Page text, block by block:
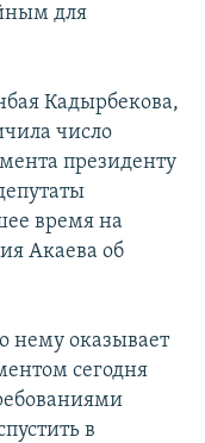
для
Кадырбекова,
число
президенту
время на
Акаева об
нему оказывает
сегодня
в